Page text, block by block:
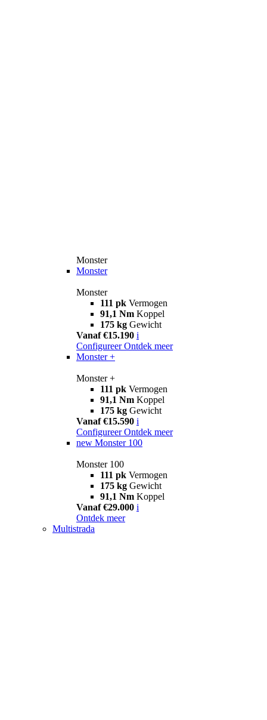
Monster
Monster
Monster
111 pk Vermogen
91,1 Nm Koppel
175 kg Gewicht
Vanaf €15.190 i
Configureer Ontdek meer
Monster +
Monster +
111 pk Vermogen
91,1 Nm Koppel
175 kg Gewicht
Vanaf €15.590 i
Configureer Ontdek meer
new Monster 100
Monster 100
111 pk Vermogen
175 kg Gewicht
91,1 Nm Koppel
Vanaf €29.000 i
Ontdek meer
Multistrada